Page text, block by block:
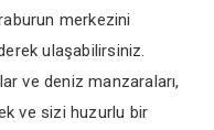
merkezini
ulaşabilirsiniz.
ve deniz manzaraları,
ve sizi huzurlu bir